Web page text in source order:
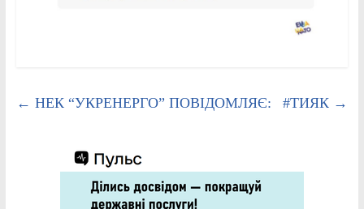
← НЕК “УКРЕНЕРГО” ПОВІДОМЛЯЄ: #ТИЯК →